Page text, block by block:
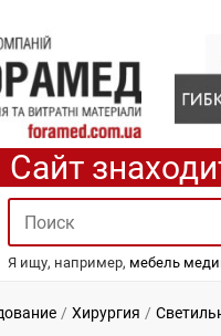
Сайт
Я ищу, например, мебель
Хирургия